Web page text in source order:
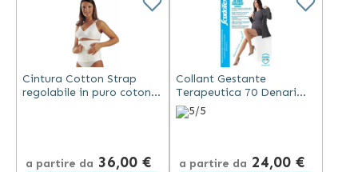
Cintura Cotton Strap
regolabile in puro cotone
a partire da 36,00 €
Collant Gestante
Terapeutica 70 Denari
Extra - Mm Hg 15-18 -
Scudotex (Codice 476)
5/5
a partire da 24,00 €